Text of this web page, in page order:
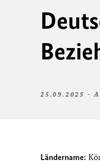
25.09.2025 -
Ländername: